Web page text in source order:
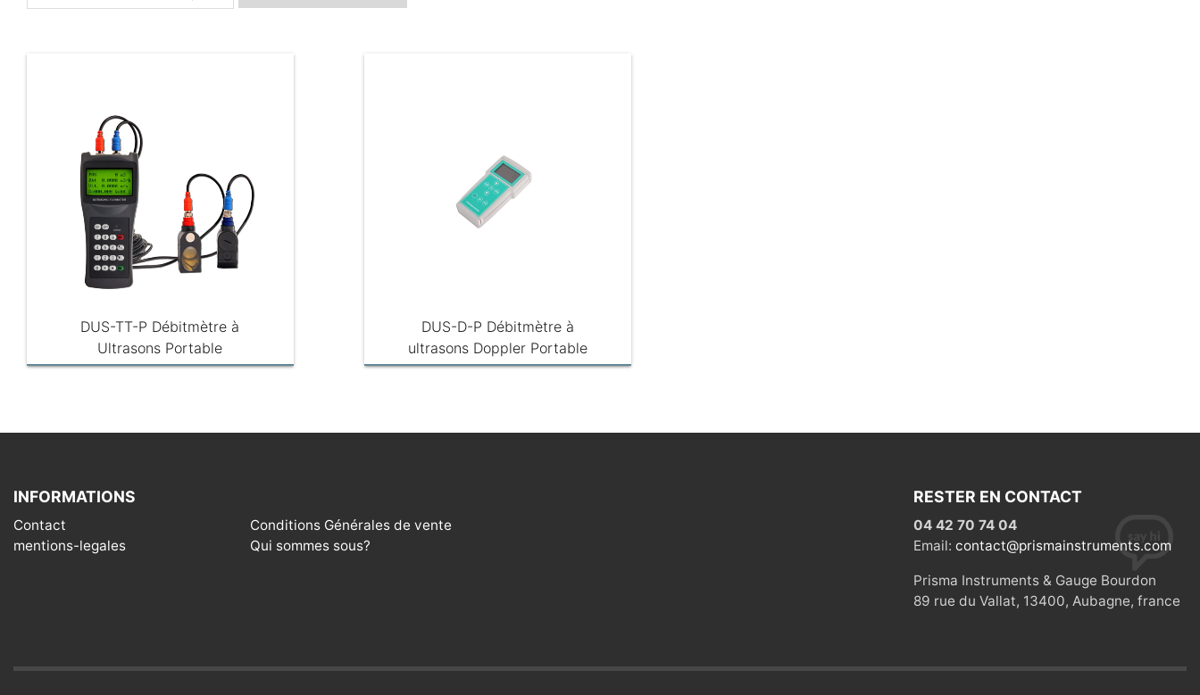
DUS-TT-P Débitmètre à
Ultrasons Portable
DUS-D-P Débitmètre à
ultrasons Doppler Portable
INFORMATIONS
Contact
Conditions Générales de vente
mentions-legales
Qui sommes sous?
RESTER EN CONTACT
04 42 70 74 04
Email: contact@prismainstruments.com
Prisma Instruments & Gauge Bourdon
89 rue du Vallat, 13400, Aubagne, france